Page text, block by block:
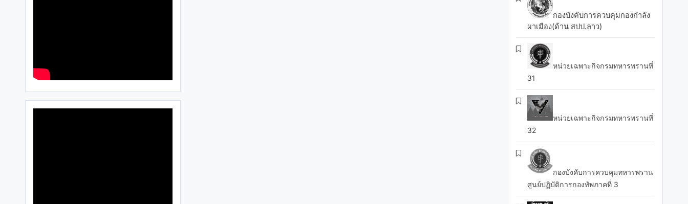
กองบังคับการควบคุมกองกำลัง
ผาเมือง(ด้าน สปป.ลาว)
หน่วยเฉพาะกิจกรมทหารพรานที่
31
หน่วยเฉพาะกิจกรมทหารพรานที่
32
กองบังคับการควบคุมทหารพราน
ศูนย์ปฏิบัติการกองทัพภาคที่ 3